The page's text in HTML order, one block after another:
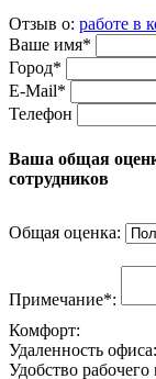
Отзыв о: работе в
Ваше имя*
Город*
E-Mail*
Телефон
Ваша общая
сотрудников
Общая оценка:
Примечание*:
Комфорт:
Удаленность офиса:
Удобство рабочего